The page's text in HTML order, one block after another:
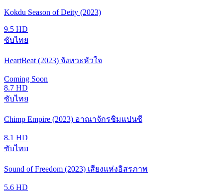
Kokdu Season of Deity (2023)
9.5 HD
ซับไทย
HeartBeat (2023) จังหวะหัวใจ
Coming Soon
8.7 HD
ซับไทย
Chimp Empire (2023) อาณาจักรชิมแปนซี
8.1 HD
ซับไทย
Sound of Freedom (2023) เสียงแห่งอิสรภาพ
5.6 HD